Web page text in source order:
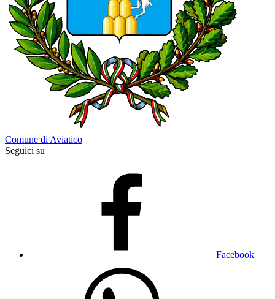
Comune di Aviatico
Seguici su
Facebook